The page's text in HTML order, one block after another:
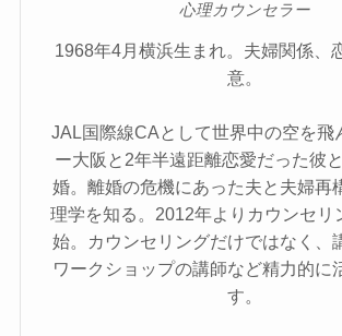
心理カウンセラー
1968年4月横浜生まれ。夫婦関係、
意。
JAL国際線CAとして世界中の空を飛
ー大阪と2年半遠距離恋愛だった彼
婚。離婚の危機にあった夫と夫婦再
理学を知る。2012年よりカウンセリ
始。カウンセリングだけではなく、
ワークショップの講師など精力的に
す。